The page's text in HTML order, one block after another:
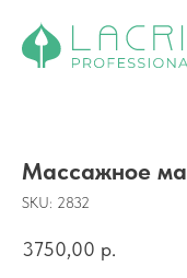
Массажное
SKU: 2832
3750,00 р.